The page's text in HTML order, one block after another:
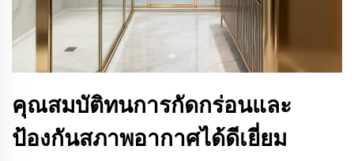
คุณสมบัติทนการกัดกร่อนและ
ป้องกันสภาพอากาศได้ดีเยี่ยม